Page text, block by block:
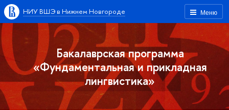
Меню
НИУ ВШЭ в Нижнем Новгороде
Бакалаврская программа
«Фундаментальная и прикладная
лингвистика»